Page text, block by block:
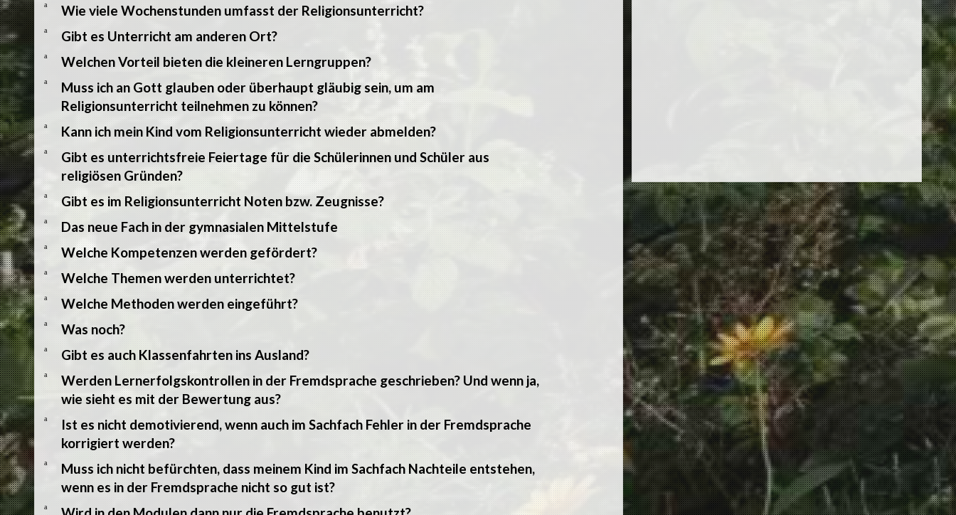
a Wie viele Wochenstunden umfasst der Religionsunterricht?
a Gibt es Unterricht am anderen Ort?
a Welchen Vorteil bieten die kleineren Lerngruppen?
a
Muss ich an Gott glauben oder überhaupt gläubig sein, um am
Religionsunterricht teilnehmen zu können?
a Kann ich mein Kind vom Religionsunterricht wieder abmelden?
a
Gibt es unterrichtsfreie Feiertage für die Schülerinnen und Schüler aus
religiösen Gründen?
a Gibt es im Religionsunterricht Noten bzw. Zeugnisse?
a Das neue Fach in der gymnasialen Mittelstufe
a Welche Kompetenzen werden gefördert?
a Welche Themen werden unterrichtet?
a Welche Methoden werden eingeführt?
a Was noch?
a Gibt es auch Klassenfahrten ins Ausland?
a
Werden Lernerfolgskontrollen in der Fremdsprache geschrieben? Und wenn ja,
wie sieht es mit der Bewertung aus?
a
Ist es nicht demotivierend, wenn auch im Sachfach Fehler in der Fremdsprache
korrigiert werden?
a
Muss ich nicht befürchten, dass meinem Kind im Sachfach Nachteile entstehen,
wenn es in der Fremdsprache nicht so gut ist?
a